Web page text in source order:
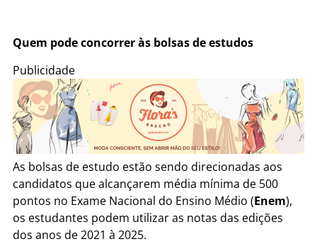
Quem pode concorrer às bolsas de estudos
Publicidade
As bolsas de estudo estão sendo direcionadas aos
candidatos que alcançarem média mínima de 500
pontos no Exame Nacional do Ensino Médio (Enem),
os estudantes podem utilizar as notas das edições
dos anos de 2021 à 2025.